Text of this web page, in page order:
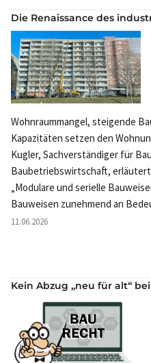
Die Renaissance des
Wohnraummangel, steigende
Kapazitäten setzen den
Kugler, Sachverständiger für
Baubetriebswirtschaft, erläutert
„Modulare und serielle
Bauweisen zunehmend an
11.06.2026
Kein Abzug „neu für alt“